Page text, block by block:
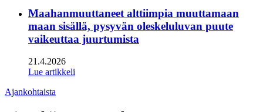
Maahanmuuttaneet alttiimpia muuttamaan
maan sisällä, pysyvän oleskeluluvan puute
vaikeuttaa juurtumista
21.4.2026
Lue artikkeli
Ajankohtaista